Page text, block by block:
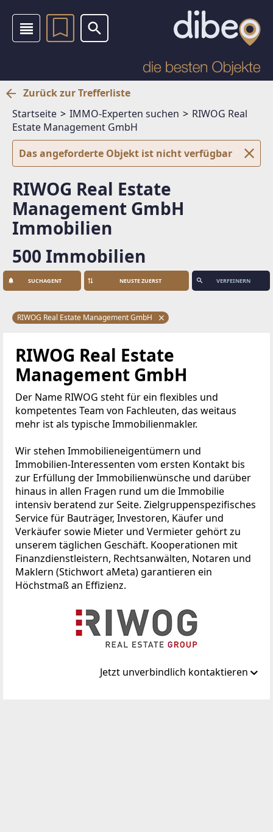
Zurück zur Trefferliste
Startseite
IMMO-Experten suchen
RIWOG Real
Estate Management GmbH
Das angeforderte Objekt ist nicht verfügbar
RIWOG Real Estate
Management GmbH
Immobilien
500 Immobilien
SUCHAGENT VERFEINERN
RIWOG Real Estate Management GmbH
RIWOG Real Estate
Management GmbH
Der Name RIWOG steht für ein flexibles und
kompetentes Team von Fachleuten, das weitaus
mehr ist als typische Immobilienmakler.
Wir stehen Immobilieneigentümern und
Immobilien-Interessenten vom ersten Kontakt bis
zur Erfüllung der Immobilienwünsche und darüber
hinaus in allen Fragen rund um die Immobilie
intensiv beratend zur Seite. Zielgruppenspezifisches
Service für Bauträger, Investoren, Käufer und
Verkäufer sowie Mieter und Vermieter gehört zu
unserem täglichen Geschäft. Kooperationen mit
Finanzdienstleistern, Rechtsanwälten, Notaren und
Maklern (Stichwort aMeta) garantieren ein
Höchstmaß an Effizienz.
Jetzt unverbindlich kontaktieren